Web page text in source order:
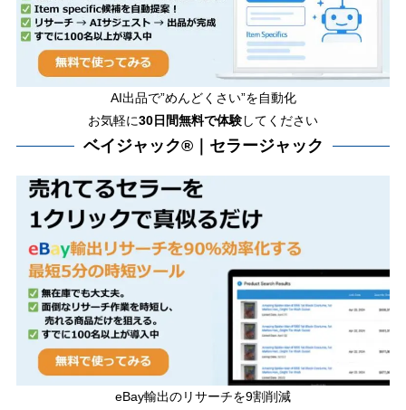
AI出品で”めんどくさい”を自動化
お気軽に30日間無料で体験してください
ベイジャック®｜セラージャック
eBay輸出のリサーチを9割削減